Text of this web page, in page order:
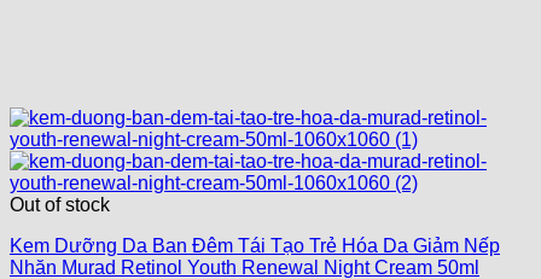
Out of stock
Kem Dưỡng Da Ban Đêm Tái Tạo Trẻ Hóa Da Giảm Nếp
Nhăn Murad Retinol Youth Renewal Night Cream 50ml